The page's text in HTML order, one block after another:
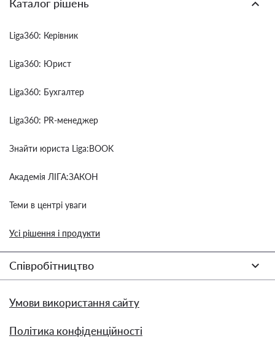
Каталог рішень
Liga360: Керівник
Liga360: Юрист
Liga360: Бухгалтер
Liga360: PR-менеджер
Знайти юриста Liga:BOOK
Академія ЛІГА:ЗАКОН
Теми в центрі уваги
Усі рішення і продукти
Співробітництво
Умови використання сайту
Політика конфіденційності